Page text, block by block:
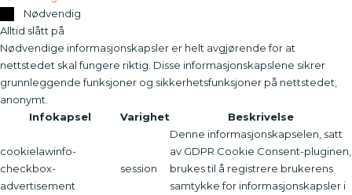
Nødvendig
Alltid slått på
Nødvendige informasjonskapsler er helt avgjørende for at
nettstedet skal fungere riktig. Disse informasjonskapslene sikrer
grunnleggende funksjoner og sikkerhetsfunksjoner på nettstedet,
anonymt.
Infokapsel
Varighet Beskrivelse
cookielawinfo-
checkbox-
advertisement
session
Denne informasjonskapselen, satt
av GDPR Cookie Consent-pluginen,
brukes til å registrere brukerens
samtykke for informasjonskapsler i